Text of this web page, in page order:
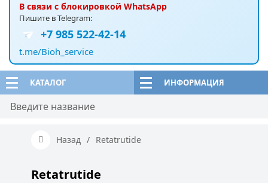
КАТАЛОГ ИНФОРМАЦИЯ
В связи с блокировкой WhatsApp
Пишите в Telegram:
+7 985 522-42-14
t.me/Bioh_service
Назад / Retatrutide
Retatrutide